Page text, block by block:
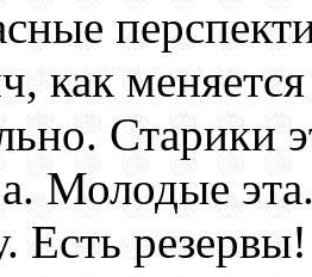
как
Старики
Молодые
Есть резервы!